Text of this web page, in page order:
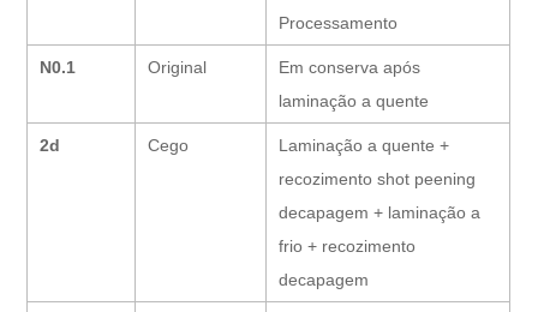
Processamento
N0.1 Original
Em conserva após
laminação a quente
2d Cego
Laminação a quente +
recozimento shot peening
decapagem + laminação a
frio + recozimento
decapagem